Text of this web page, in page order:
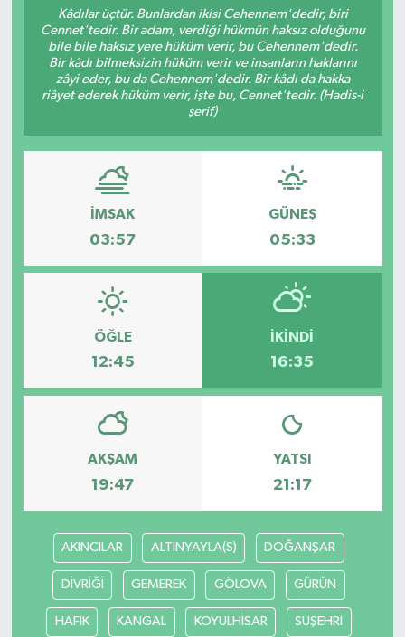
Kâdılar üçtür. Bunlardan ikisi Cehennem'dedir, biri
Cennet'tedir. Bir adam, verdiği hükmün haksız olduğunu
bile bile haksız yere hüküm verir, bu Cehennem'dedir.
Bir kâdı bilmeksizin hüküm verir ve insanların haklarını
zâyi eder, bu da Cehennem'dedir. Bir kâdı da hakka
riâyet ederek hüküm verir, işte bu, Cennet'tedir. (Hadis-i
şerif)
İMSAK
03:57
GÜNEŞ
05:33
ÖĞLE
12:45
İKINDI
16:35
AKŞAM
19:47
YATSI
21:17
AKINCILAR ALTINYAYLA(S) DOĞANŞAR
DİVRİĞİ GEMEREK GÖLOVA GÜRÜN
HAFİK KANGAL KOYULHİSAR SUŞEHRİ
Resmi İlanlar